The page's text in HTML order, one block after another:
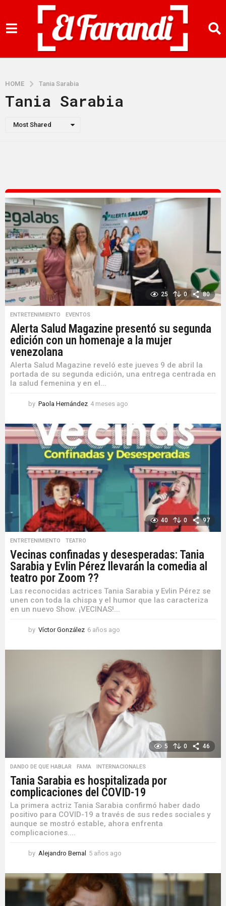
HOME Tania Sarabia
Tania Sarabia
Most Shared
25 0 80
ENTRETENIMIENTO ,EVENTOS
Alerta Salud Magazine presentó su segunda
edición con un homenaje a la mujer
venezolana
Alerta Salud Magazine reveló este jueves 9 de abril la
portada de su segunda edición, una entrega centrada en
la salud femenina y en el...
by Paola Hernández 4 meses ago
e
s
a
g
o
40 0 97
ENTRETENIMIENTO ,TEATRO
Vecinas confinadas y desesperadas: Tania
Sarabia y Evlin Pérez llevarán la comedia al
teatro por Zoom ??
Las reconocidas actrices Tania Sarabia y Evlin Pérez se
unen con toda la chispa y el humor que las caracteriza
en un nuevo Show. ¡VECINAS!...
by Víctor González 6 años ago
ñ
o
s
a
g
o
5 0 46
DANDO DE QUE HABLAR ,FAMA INTERNACIONALES
Tania Sarabia es hospitalizada por
complicaciones del COVID-19
La primera actriz Tania Sarabia confirmó haber dado
positivo para COVID-19 a través de sus redes sociales y
aunque se mostró estable, ahora enfrenta
complicaciones....
by Alejandro Bernal 5 años ago
ñ
o
s